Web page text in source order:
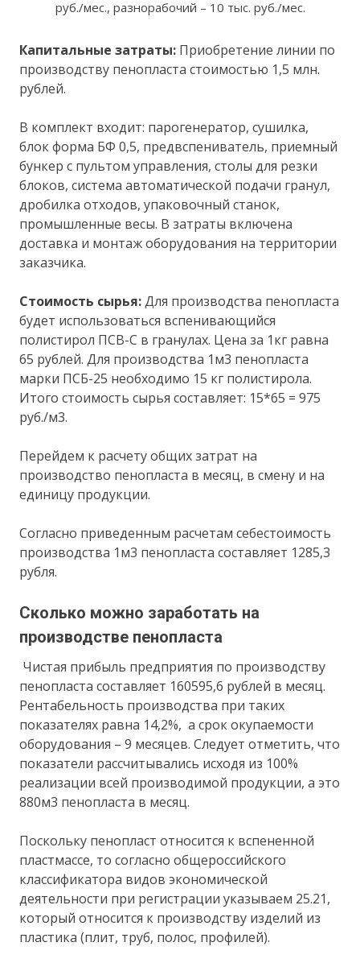
руб./мес., разнорабочий – 10 тыс. руб./мес.
Капитальные затраты: Приобретение линии по
производству пенопласта стоимостью 1,5 млн.
рублей.
В комплект входит: парогенератор, сушилка,
блок форма БФ 0,5, предвспениватель, приемный
бункер с пультом управления, столы для резки
блоков, система автоматической подачи гранул,
дробилка отходов, упаковочный станок,
промышленные весы. В затраты включена
доставка и монтаж оборудования на территории
заказчика.
Стоимость сырья:Для производства пенопласта
будет использоваться вспенивающийся
полистирол ПСВ-С в гранулах. Цена за 1кг равна
65 рублей. Для производства 1м3 пенопласта
марки ПСБ-25 необходимо 15 кг полистирола.
Итого стоимость сырья составляет: 15*65 = 975
руб./м3.
Перейдем к расчету общих затрат на
производство пенопласта в месяц, в смену и на
единицу продукции.
Согласно приведенным расчетам себестоимость
производства 1м3 пенопласта составляет 1285,3
рубля.
Сколько можно заработать на
производстве пенопласта
Чистая прибыль предприятия по производству
пенопласта составляет 160595,6 рублей в месяц.
Рентабельность производства при таких
показателях равна 14,2%, а срок окупаемости
оборудования – 9 месяцев. Следует отметить, что
показатели рассчитывались исходя из 100%
реализации всей производимой продукции, а это
880м3 пенопласта в месяц.
Поскольку пенопласт относится к вспененной
пластмассе, то согласно общероссийского
классификатора видов экономической
деятельности при регистрации указываем 25.21,
который относится к производству изделий из
пластика (плит, труб, полос, профилей).